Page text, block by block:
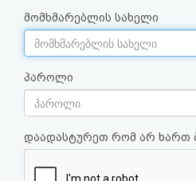
კითხვა-
პასუხი
ავტორიზაცია
რეგისტრაცია
მომხმარებლის სახელი
პაროლი
დაადასტურეთ რომ არ ხართ